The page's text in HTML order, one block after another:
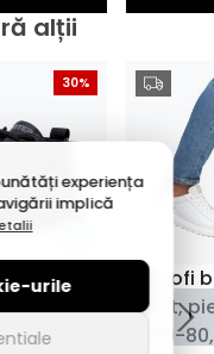
alții
30%
naturala,
01-N
Pantofi
sport,
U1100-
experiența
implică
urile